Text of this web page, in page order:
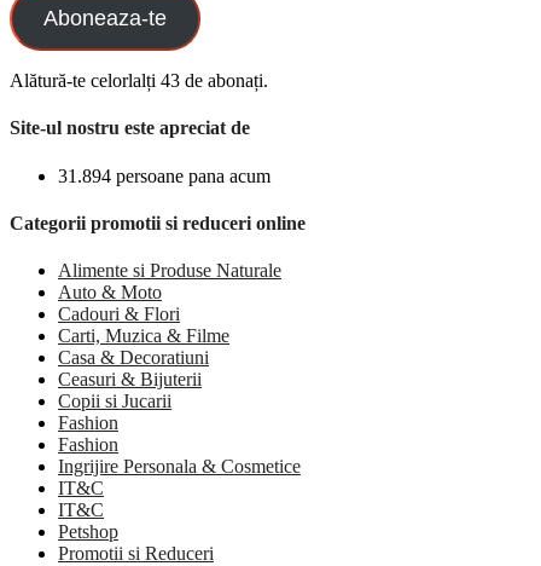
Aboneaza-te
Alătură-te celorlalți 43 de abonați.
Site-ul nostru este apreciat de
31.894 persoane pana acum
Categorii promotii si reduceri online
Alimente si Produse Naturale
Auto & Moto
Cadouri & Flori
Carti, Muzica & Filme
Casa & Decoratiuni
Ceasuri & Bijuterii
Copii si Jucarii
Fashion
Fashion
Ingrijire Personala & Cosmetice
IT&C
IT&C
Petshop
Promotii si Reduceri